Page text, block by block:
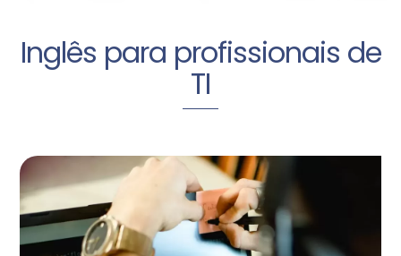
Inglês para profissionais de
TI